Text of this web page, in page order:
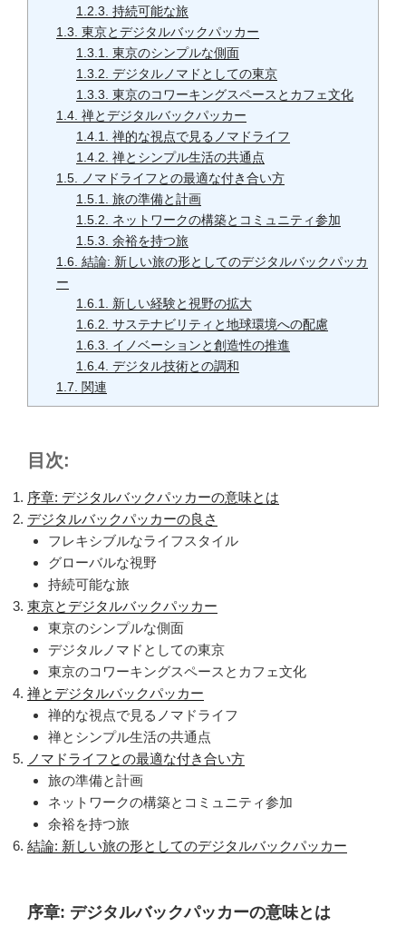
1.2.3. 持続可能な旅
1.3. 東京とデジタルバックパッカー
1.3.1.
東京のシンプルな側面
1.3.2. デジタルノマドとしての東京
1.3.3. 東京のコワーキングスペースとカフェ文化
1.4. 禅とデジタルバックパッカー
1.4.1.
禅的な視点で見るノマドライフ
1.4.2. 禅とシンプル生活の共通点
1.5.
ノマドライフとの最適な付き合い方
1.5.1.
旅の準備と計画
1.5.2.
ネットワークの構築とコミュニティ参加
1.5.3. 余裕を持つ旅
1.6. 結論: 新しい旅の形としてのデジタルバックパッカ
ー
1.6.1.
新しい経験と視野の拡大
1.6.2. サステナビリティと地球環境への配慮
1.6.3.
イノベーションと創造性の推進
1.6.4. デジタル技術との調和
1.7. 関連
目次:
序章: デジタルバックパッカーの意味とは
デジタルバックパッカーの良さ
フレキシブルなライフスタイル
グローバルな視野
持続可能な旅
東京とデジタルバックパッカー
東京のシンプルな側面
デジタルノマドとしての東京
東京のコワーキングスペースとカフェ文化
禅とデジタルバックパッカー
禅的な視点で見るノマドライフ
禅とシンプル生活の共通点
ノマドライフとの最適な付き合い方
旅の準備と計画
ネットワークの構築とコミュニティ参加
余裕を持つ旅
結論: 新しい旅の形としてのデジタルバックパッカー
序章: デジタルバックパッカーの意味とは